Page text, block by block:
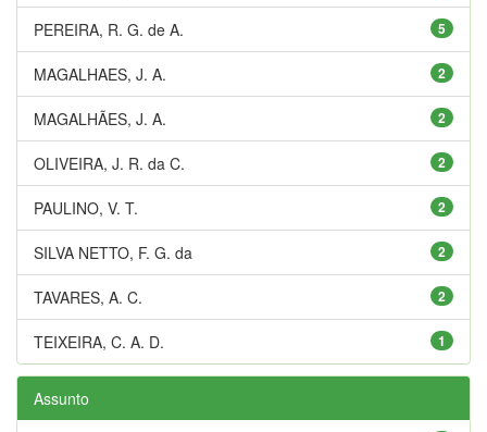
5
PEREIRA, R. G. de A.
2
MAGALHAES, J. A.
2
MAGALHÃES, J. A.
2
OLIVEIRA, J. R. da C.
2
PAULINO, V. T.
2
SILVA NETTO, F. G. da
2
TAVARES, A. C.
1
TEIXEIRA, C. A. D.
Assunto